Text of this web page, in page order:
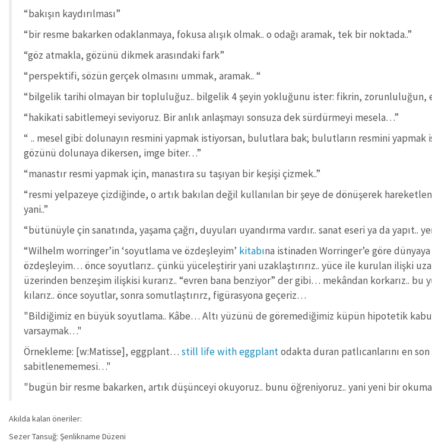
“bakışın kaydırılması”
“bir resme bakarken odaklanmaya, fokusa alışık olmak.. o odağı aramak, tek bir noktada..”
“göz atmakla, gözünü dikmek arasındaki fark”
“perspektifi, sözün gerçek olmasını ummak, aramak.. “
“bilgelik tarihi olmayan bir topluluğuz.. bilgelik 4 şeyin yokluğunu ister: fikrin, zorunluluğun,
“hakikati sabitlemeyi seviyoruz. Bir anlık anlaşmayı sonsuza dek sürdürmeyi mesela…”
“ .. mesel gibi: dolunayın resmini yapmak istiyorsan, bulutlara bak; bulutların resmini yapmak
gözünü dolunaya dikersen, imge biter…”
“manastır resmi yapmak için, manastıra su taşıyan bir keşişi çizmek..”
“resmi yelpazeye çizdiğinde, o artık bakılan değil kullanılan bir şeye de dönüşerek
yani..”
“bütünüyle çin sanatında, yaşama çağrı, duyuları uyandırma vardır.. sanat eseri ya da yapıt..
“Wilhelm worringer’in ‘soyutlama ve özdeşleyim’ kitabına istinaden Worringer’e göre
özdeşleyim… önce soyutlarız.. çünkü yüceleştirir yani uzaklaştırırız.. yüce ile kurulan ilişki
üzerinden benzeşim ilişkisi kurarız.. “evren bana benziyor” der gibi… mekândan korkarız..
kılarız.. önce soyutlar, sonra somutlaştırırz, figürasyona geçeriz…
"Bildiğimiz en büyük soyutlama.. Kâbe… Altı yüzünü de göremediğimiz küpün hipotetik
varsaymak…"
Örnekleme: [w:Matisse], eggplant… still life with eggplantodakta duran patlıcanlarını en
sabitlenememesi…"
"bugün bir resme bakarken, artık düşünceyi okuyoruz.. bunu öğreniyoruz.. yani yeni bir
Akılda kalan öneriler:
Sezer Tansuğ: Şenlikname Düzeni